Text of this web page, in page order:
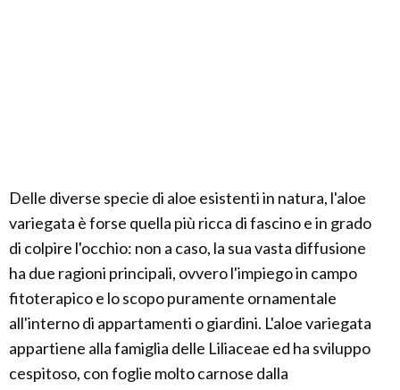
Delle diverse specie di aloe esistenti in natura, l'aloe
variegata è forse quella più ricca di fascino e in grado
di colpire l'occhio: non a caso, la sua vasta diffusione
ha due ragioni principali, ovvero l'impiego in campo
fitoterapico e lo scopo puramente ornamentale
all'interno di appartamenti o giardini. L'aloe variegata
appartiene alla famiglia delle Liliaceae ed ha sviluppo
cespitoso, con foglie molto carnose dalla